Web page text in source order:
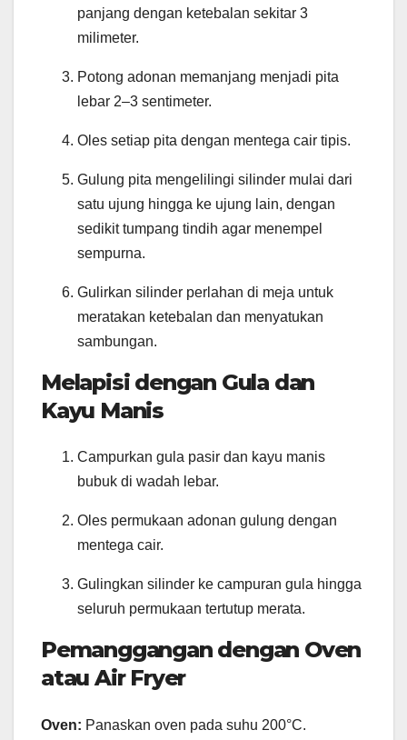
panjang dengan ketebalan sekitar 3
milimeter.
Potong adonan memanjang menjadi pita
lebar 2–3 sentimeter.
Oles setiap pita dengan mentega cair tipis.
Gulung pita mengelilingi silinder mulai dari
satu ujung hingga ke ujung lain, dengan
sedikit tumpang tindih agar menempel
sempurna.
Gulirkan silinder perlahan di meja untuk
meratakan ketebalan dan menyatukan
sambungan.
Melapisi dengan Gula dan
Kayu Manis
Campurkan gula pasir dan kayu manis
bubuk di wadah lebar.
Oles permukaan adonan gulung dengan
mentega cair.
Gulingkan silinder ke campuran gula hingga
seluruh permukaan tertutup merata.
Pemanggangan dengan Oven
atau Air Fryer
Oven: Panaskan oven pada suhu 200°C.